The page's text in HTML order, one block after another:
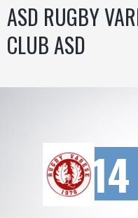
ASD RUGBY
CLUB ASD
14